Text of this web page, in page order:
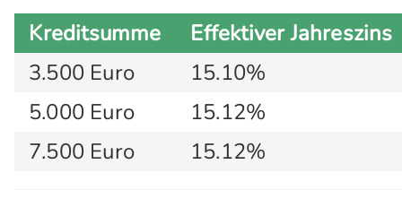
Kreditsumme
Effektiver Jahreszins
3.500 Euro
15.10%
5.000 Euro
15.12%
7.500 Euro
15.12%